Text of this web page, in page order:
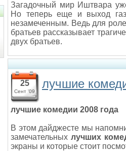
Загадочный мир Иштвара
Но теперь еще и выход
незамеченным. Ведь для
братьев рассказывает
двух братьев.
25
Сент '09
лучшие
лучшие комедии 2008 года
В этом дайджесте мы
замечательных лучших
экраны и которые стоит